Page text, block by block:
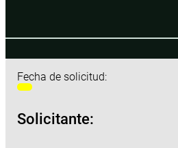
Fecha de solicitud:
Solicitante: